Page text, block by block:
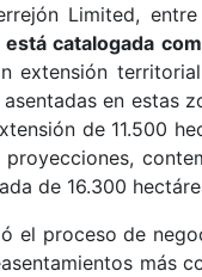
Limited,
catalogada
extensión
en estas
de 11.500
de 16.300
el proceso de
más